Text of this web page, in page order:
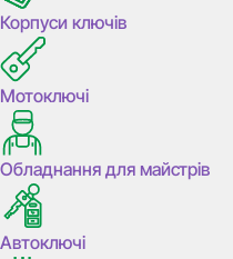
Корпуси ключів
Мотоключі
Обладнання для майстрів
Автоключі